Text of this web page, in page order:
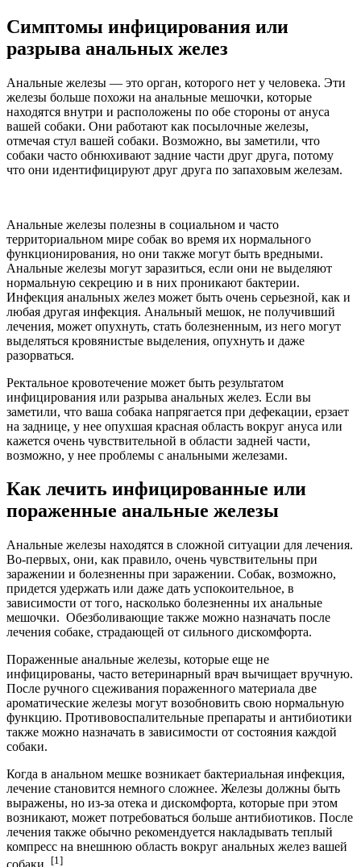
Симптомы инфицирования или
разрыва анальных желез
Анальные железы — это орган, которого нет у человека. Эти
железы больше похожи на анальные мешочки, которые
находятся внутри и расположены по обе стороны от ануса
вашей собаки. Они работают как посылочные железы,
отмечая стул вашей собаки. Возможно, вы заметили, что
собаки часто обнюхивают задние части друг друга, потому
что они идентифицируют друг друга по запаховым железам.
Анальные железы полезны в социальном и часто
территориальном мире собак во время их нормального
функционирования, но они также могут быть вредными.
Анальные железы могут заразиться, если они не выделяют
нормальную секрецию и в них проникают бактерии.
Инфекция анальных желез может быть очень серьезной, как и
любая другая инфекция. Анальный мешок, не получивший
лечения, может опухнуть, стать болезненным, из него могут
выделяться кровянистые выделения, опухнуть и даже
разорваться.
Ректальное кровотечение может быть результатом
инфицирования или разрыва анальных желез. Если вы
заметили, что ваша собака напрягается при дефекации, ерзает
на заднице, у нее опухшая красная область вокруг ануса или
кажется очень чувствительной в области задней части,
возможно, у нее проблемы с анальными железами.
Как лечить инфицированные или
пораженные анальные железы
Анальные железы находятся в сложной ситуации для лечения.
Во-первых, они, как правило, очень чувствительны при
заражении и болезненны при заражении. Собак, возможно,
придется удержать или даже дать успокоительное, в
зависимости от того, насколько болезненны их анальные
мешочки. Обезболивающие также можно назначать после
лечения собаке, страдающей от сильного дискомфорта.
Пораженные анальные железы, которые еще не
инфицированы, часто ветеринарный врач вычищает вручную.
После ручного сцеживания пораженного материала две
ароматические железы могут возобновить свою нормальную
функцию. Противовоспалительные препараты и антибиотики
также можно назначать в зависимости от состояния каждой
собаки.
Когда в анальном мешке возникает бактериальная инфекция,
лечение становится немного сложнее. Железы должны быть
выражены, но из-за отека и дискомфорта, которые при этом
возникают, может потребоваться больше антибиотиков. После
лечения также обычно рекомендуется накладывать теплый
компресс на внешнюю область вокруг анальных желез вашей
[1]